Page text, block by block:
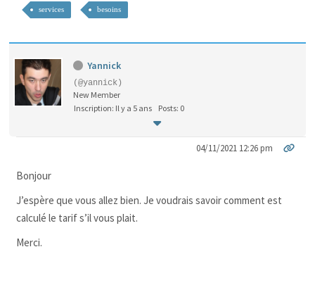
services besoins
Yannick
(@yannick)
New Member
Inscription: Il y a 5 ans
Posts: 0
04/11/2021 12:26 pm
Bonjour
J’espère que vous allez bien. Je voudrais savoir comment est
calculé le tarif s’il vous plait.
Merci.